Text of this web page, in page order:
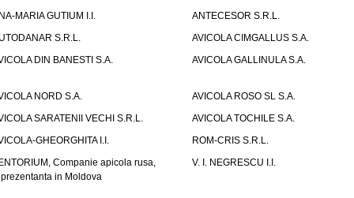
MARIA GUTIUM I.I.
ANTECESOR S.R.L.
S.R.L.
AVICOLA CIMGALLUS S.A.
DIN BANESTI S.A.
AVICOLA GALLINULA S.A.
NORD S.A.
AVICOLA ROSO SL S.A.
SARATENII VECHI S.R.L.
AVICOLA TOCHILE S.A.
GHEORGHITA I.I.
ROM-CRIS S.R.L.
Companie apicola rusa,
in Moldova
V. I. NEGRESCU I.I.